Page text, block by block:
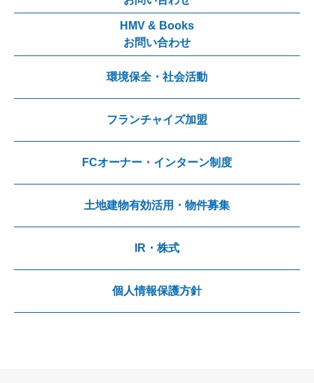
HMV & Books
お問い合わせ
環境保全・社会活動
フランチャイズ加盟
FCオーナー・インターン制度
土地建物有効活用・物件募集
IR・株式
個人情報保護方針